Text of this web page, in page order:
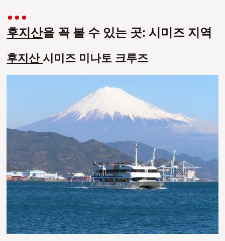
후지산을 꼭 볼 수 있는 곳: 시미즈 지역
후지산시미즈 미나토 크루즈